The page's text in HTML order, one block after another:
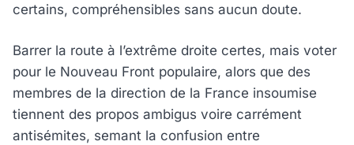
certains, compréhensibles sans aucun doute.
Barrer la route à l’extrême droite certes, mais voter
pour le Nouveau Front populaire, alors que des
membres de la direction de la France insoumise
tiennent des propos ambigus voire carrément
antisémites, semant la confusion entre